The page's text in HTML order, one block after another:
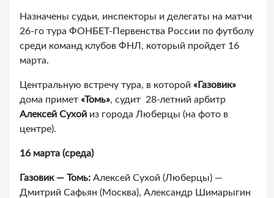
Назначены судьи, инспекторы и делегаты на матчи
26-го тура ФОНБЕТ-Первенства России по футболу
среди команд клубов ФНЛ, который пройдет 16
марта.
Центральную встречу тура, в которой «Газовик»
дома примет «Томь», судит 28-летний арбитр
Алексей Сухой из города Люберцы (на фото в
центре).
16 марта (среда)
Газовик — Томь: Алексей Сухой (Люберцы) —
Дмитрий Сафьян (Москва), Александр Шимарыгин